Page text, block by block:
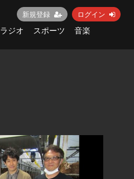
新規登録 ログイン
ラジオ スポーツ
音楽